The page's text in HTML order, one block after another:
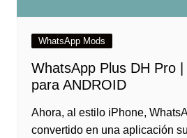
WhatsApp Mods
WhatsApp Plus DH Pro
para ANDROID
Ahora, al estilo iPhone,
convertido en una aplicación